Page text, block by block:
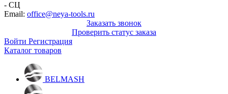
- СЦ
Email: office@neya-tools.ru
Заказать звонок
Проверить статус заказа
Войти Регистрация
Каталог товаров
BELMASH